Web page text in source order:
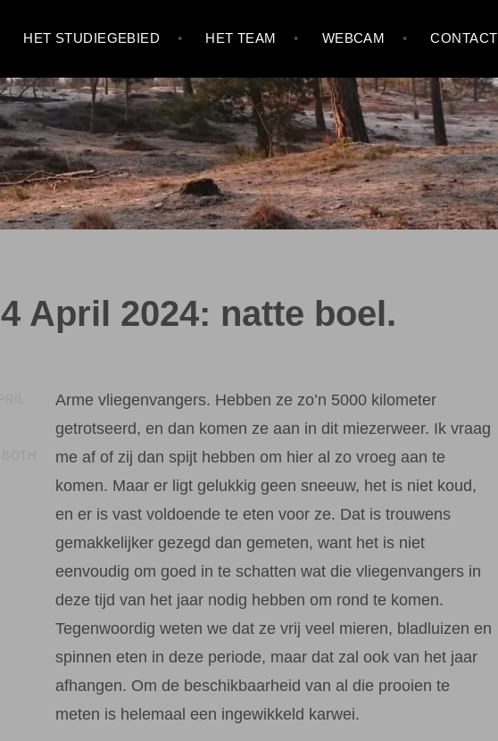
HET STUDIEGEBIED HET TEAM WEBCAM CONTACT
4 April 2024: natte boel.
Arme vliegenvangers. Hebben ze zo’n 5000 kilometer
getrotseerd, en dan komen ze aan in dit miezerweer. Ik vraag
me af of zij dan spijt hebben om hier al zo vroeg aan te
komen. Maar er ligt gelukkig geen sneeuw, het is niet koud,
en er is vast voldoende te eten voor ze. Dat is trouwens
gemakkelijker gezegd dan gemeten, want het is niet
eenvoudig om goed in te schatten wat die vliegenvangers in
deze tijd van het jaar nodig hebben om rond te komen.
Tegenwoordig weten we dat ze vrij veel mieren, bladluizen en
spinnen eten in deze periode, maar dat zal ook van het jaar
afhangen. Om de beschikbaarheid van al die prooien te
meten is helemaal een ingewikkeld karwei.